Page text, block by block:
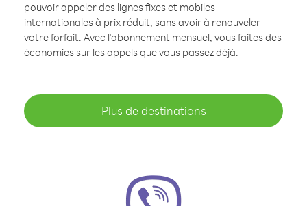
pouvoir appeler des lignes fixes et mobiles
internationales à prix réduit, sans avoir à renouveler
votre forfait. Avec l'abonnement mensuel, vous faites des
économies sur les appels que vous passez déjà.
Plus de destinations